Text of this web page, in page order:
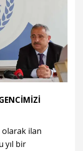
olarak ilan
yıl bir